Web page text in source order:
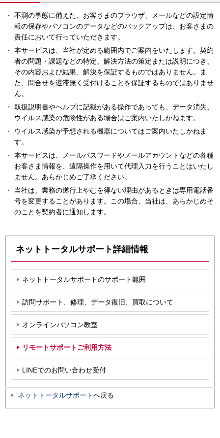
不測の事態に備えた、お客さまのブラウザ、メールなどの設定情
報の保存やパソコンのデータなどのバックアップは、お客さまの
責任において行っていただきます。
本サービスは、当社が定める範囲内でご案内をいたします。契約
者の問題・課題などの特定、解決方法の策定または説明につき、
その内容および結果、解決を保証するものではありません。ま
た、問合せを遅滞無く受付けることを保証するものではありませ
ん。
取扱説明書やヘルプに記載がある操作であっても、データ消失、
ウイルス感染の危険性がある場合はご案内いたしかねます。
ウイルス感染が予想される機器についてはご案内いたしかねま
す。
本サービスは、メールパスワードやメールアカウントなどの各種
お客さま情報を、遠隔操作を用いて代理入力を行うことはいたし
ません。あらかじめご了承ください。
当社は、業務の遂行上やむを得ない理由があるときは専用電話番
号を変更することがあります。この場合、当社は、あらかじめそ
のことを契約者に通知します。
ネットトータルサポート詳細情報
ネットトータルサポートのサポート範囲
訪問サポート、修理、データ復旧、買取について
オンラインパソコン教室
リモートサポートご利用方法
LINEでのお問い合わせ受付
ネットトータルサポートへ戻る